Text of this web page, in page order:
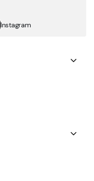
Instagram